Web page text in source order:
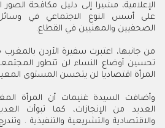
الإعلامية، مشيرا إلى دليل مكافحة الصور
على أسس النوع الاجتماعي في وسائل
الصحفيين والمهنيين في القطاع.
من جانبها، اعتبرت سفيرة الأردن بالمغرب
تحسين أوضاع النساء لن تتطور
المرأة اقتصاديا لن يتحسن المستوى
وأضافت السيدة غنيمات أن المرأة
العديد من الإنجازات، كما تبوأت
والاقتصادية والتشريعية والتنفيذية .